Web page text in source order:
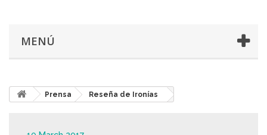
MENÚ
Prensa Reseña de Ironías